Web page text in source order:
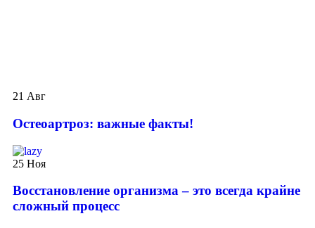
21 Авг
️Остеоартроз: важные факты!
25 Ноя
Восстановление организма – это всегда крайне
сложный процесс